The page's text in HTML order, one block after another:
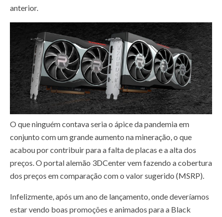
anterior.
O que ninguém contava seria o ápice da pandemia em
conjunto com um grande aumento na mineração, o que
acabou por contribuir para a falta de placas e a alta dos
preços. O portal alemão 3DCenter vem fazendo a cobertura
dos preços em comparação com o valor sugerido (MSRP).
Infelizmente, após um ano de lançamento, onde deveríamos
estar vendo boas promoções e animados para a Black